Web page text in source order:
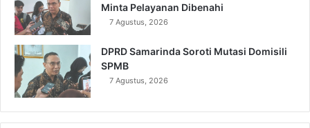
Minta Pelayanan Dibenahi
7 Agustus, 2026
DPRD Samarinda Soroti Mutasi Domisili
SPMB
7 Agustus, 2026